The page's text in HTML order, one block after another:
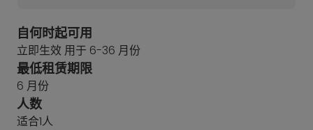
自何时起可用
立即生效 用于 6-36 月份
最低租赁期限
6 月份
人数
适合1人